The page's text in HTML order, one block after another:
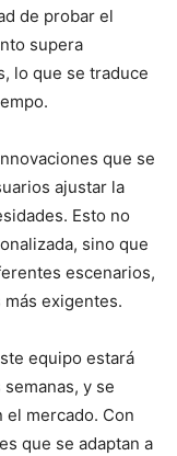
de probar el
supera
lo que se traduce
que se
ajustar la
Esto no
sino que
escenarios,
exigentes.
equipo estará
y se
mercado. Con
que se adaptan a